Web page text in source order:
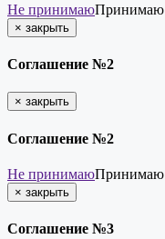
Не принимаюПринимаю
× закрыть
Соглашение №2
× закрыть
Соглашение №2
Не принимаюПринимаю
× закрыть
Соглашение №3